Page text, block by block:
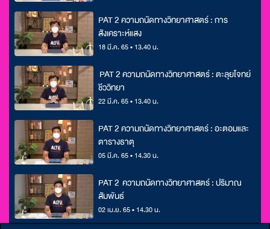
PAT 2 ความถนัดทางวิทยาศาสตร์ : การ
สังเคราะห์แสง
18 มี.ค. 65 • 13.40 น.
PAT 2 ความถนัดทางวิทยาศาสตร์ : ตะลุยโจทย์
ชีววิทยา
22 มี.ค. 65 • 13.40 น.
PAT 2 ความถนัดทางวิทยาศาสตร์ : อะตอมและ
ตารางธาตุ
05 มี.ค. 65 • 14.30 น.
PAT 2 ความถนัดทางวิทยาศาสตร์ : ปริมาณ
สัมพันธ์
02 เม.ย. 65 • 14.30 น.